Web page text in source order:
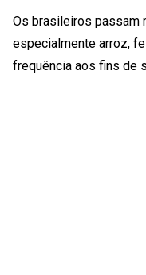
Os brasileiros passam
especialmente arroz,
frequência aos fins de